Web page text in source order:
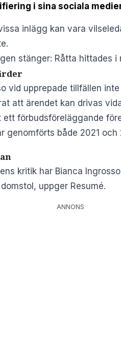
i sina sociala
inlägg kan vara
stänger: Råtta hittades i
vid upprepade tillfällen
att ärendet kan drivas
ett förbudsföreläggande
genomförts både 2021 och
kritik har Bianca
uppger Resumé.
ANNONS